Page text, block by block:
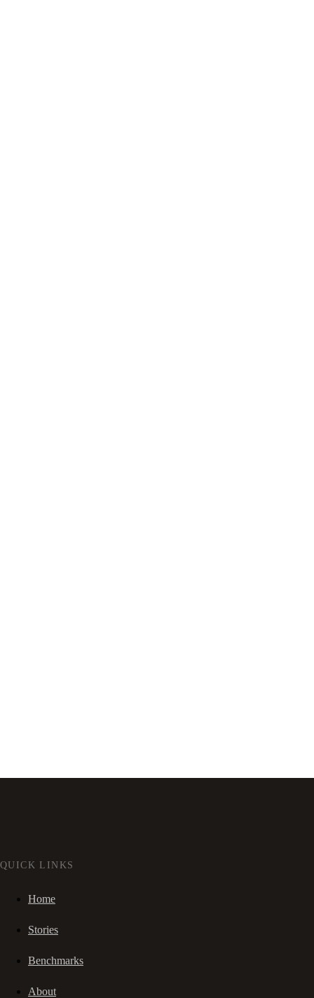
QUICK LINKS
Home
Stories
Benchmarks
About